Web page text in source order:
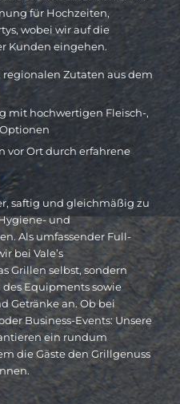
für Hochzeiten,
wobei wir auf die
Kunden eingehen.
Zutaten aus dem
mit hochwertigen Fleisch-,
vor Ort durch erfahrene
saftig und gleichmäßig zu
und
Als umfassender Full-
bei Vale’s
Grillen selbst, sondern
Equipments sowie
Getränke an. Ob bei
Business-Events: Unsere
ein rundum
die Gäste den Grillgenuss